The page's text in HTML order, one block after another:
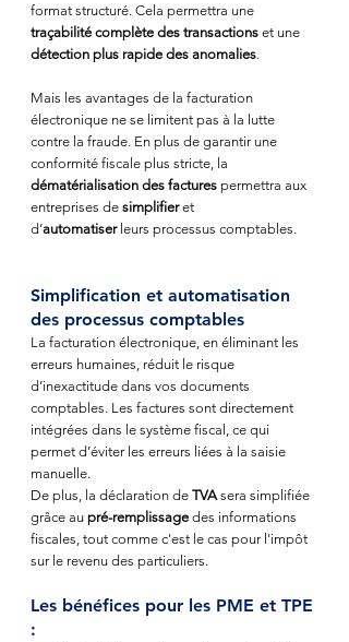
format structuré. Cela permettra une
traçabilité complète des transactions et une
détection plus rapide des anomalies.
Mais les avantages de la facturation
électronique ne se limitent pas à la lutte
contre la fraude. En plus de garantir une
conformité fiscale plus stricte, la
dématérialisation des factures permettra aux
entreprises de simplifier et
d’automatiser leurs processus comptables.
Simplification et automatisation
des processus comptables
La facturation électronique, en éliminant les
erreurs humaines, réduit le risque
d’inexactitude dans vos documents
comptables. Les factures sont directement
intégrées dans le système fiscal, ce qui
permet d’éviter les erreurs liées à la saisie
manuelle.
De plus, la déclaration de TVA sera simplifiée
grâce au pré-remplissage des informations
fiscales, tout comme c'est le cas pour l'impôt
sur le revenu des particuliers.
Les bénéfices pour les PME et TPE
: